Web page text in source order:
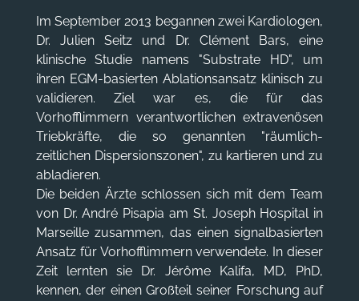
Im September 2013 begannen zwei Kardiologen,
Dr. Julien Seitz und Dr. Clément Bars, eine
klinische Studie namens "Substrate HD", um
ihren EGM-basierten Ablationsansatz klinisch zu
validieren. Ziel war es, die für das
Vorhofflimmern verantwortlichen extravenösen
Triebkräfte, die so genannten "räumlich-
zeitlichen Dispersionszonen", zu kartieren und zu
abladieren.
Die beiden Ärzte schlossen sich mit dem Team
von Dr. André Pisapia am St. Joseph Hospital in
Marseille zusammen, das einen signalbasierten
Ansatz für Vorhofflimmern verwendete. In dieser
Zeit lernten sie Dr. Jérôme Kalifa, MD, PhD,
kennen, der einen Großteil seiner Forschung auf